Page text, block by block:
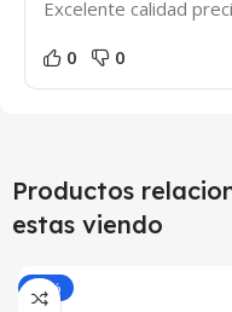
Excelente calidad
0 0
Productos
estas viendo
-25%